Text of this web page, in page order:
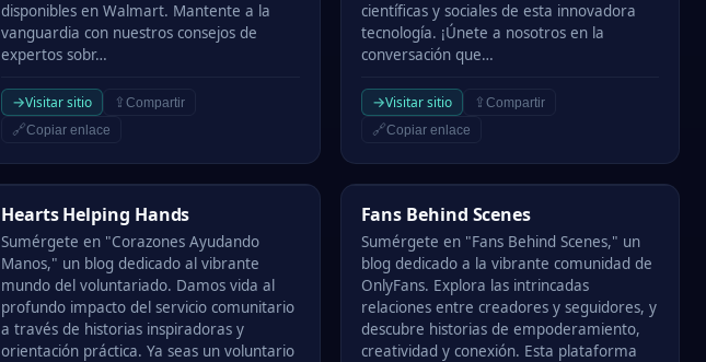
disponibles en Walmart. Mantente a la
vanguardia con nuestros consejos de
expertos sobr…
→Visitar sitio ⇪ Compartir
🔗Copiar enlace
científicas y sociales de esta innovadora
tecnología. ¡Únete a nosotros en la
conversación que…
→Visitar sitio ⇪ Compartir
🔗Copiar enlace
Hearts Helping Hands
Hearts Helping Hands
Sumérgete en "Corazones Ayudando
Manos," un blog dedicado al vibrante
mundo del voluntariado. Damos vida al
profundo impacto del servicio comunitario
a través de historias inspiradoras y
orientación práctica. Ya seas un voluntario
Fans Behind Scenes
Fans Behind Scenes
Sumérgete en "Fans Behind Scenes," un
blog dedicado a la vibrante comunidad de
OnlyFans. Explora las intrincadas
relaciones entre creadores y seguidores, y
descubre historias de empoderamiento,
creatividad y conexión. Esta plataforma